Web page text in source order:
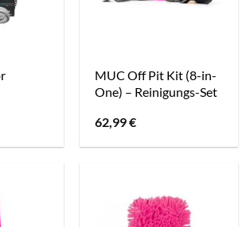
MUC Off Pit Kit (8-in-
One) – Reinigungs-Set
62,99€